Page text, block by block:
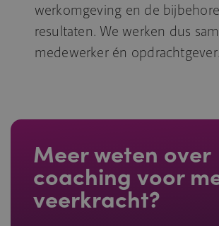
werkomgeving en de
resultaten. We werken dus
medewerker én opdrachtgever.
Meer weten over
coaching voor
veerkracht?